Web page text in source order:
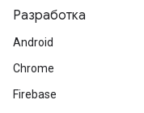
Разработка
Android
Chrome
Firebase